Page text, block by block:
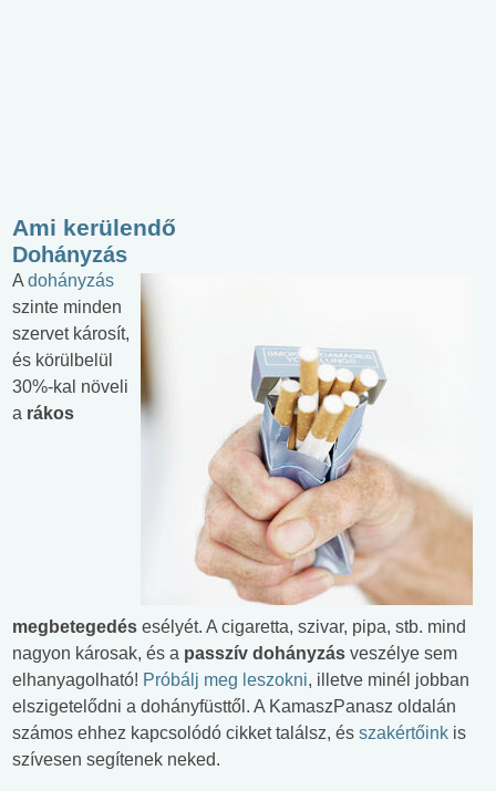
Ami kerülendő
Dohányzás
A dohányzás
szinte minden
szervet károsít,
és körülbelül
30%-kal növeli
a rákos
megbetegedés esélyét. A cigaretta, szivar, pipa, stb. mind
nagyon károsak, és a passzív dohányzás veszélye sem
elhanyagolható! Próbálj meg leszokni, illetve minél jobban
elszigetelődni a dohányfüsttől. A KamaszPanasz oldalán
számos ehhez kapcsolódó cikket találsz, és szakértőink is
szívesen segítenek neked.